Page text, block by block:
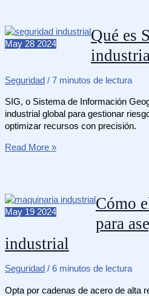
de
ciberseguridad
del
CSF
May 28 2024
Qué es
Seguridad / 7 minutos de lectura
SIG, o Sistema de Información
industrial global para gestionar
optimizar recursos con precisión.
Qué
seguridad
industrial
global
Read More »
May 19 2024
Cómo
para
industrial
Seguridad / 6 minutos de lectura
Opta por cadenas de acero de alta